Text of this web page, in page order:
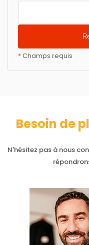
*Champs requis
Besoin de
N'hésitez pas à nous